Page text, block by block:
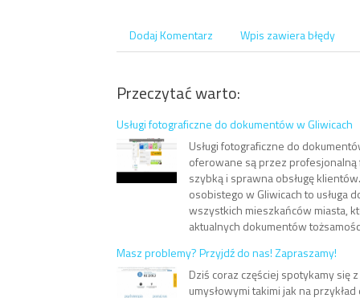
Dodaj Komentarz Wpis zawiera błędy
Przeczytać warto:
Usługi fotograficzne do dokumentów w Gliwicach
Usługi fotograficzne do
oferowane są przez
szybką i sprawna obsługę
osobistego w Gliwicach to usługa
wszystkich mieszkańców miasta,
aktualnych dokumentów
Masz problemy? Przyjdź do nas! Zapraszamy!
Dziś coraz częściej spotykamy się
umysłowymi takimi jak na